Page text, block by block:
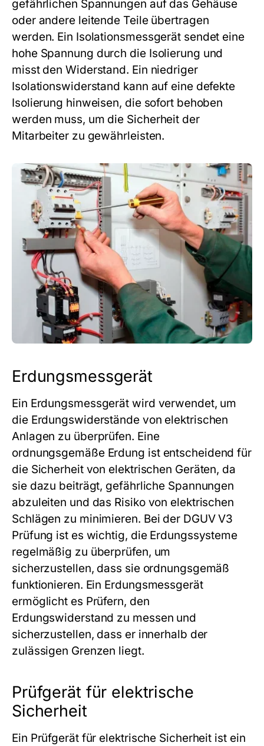
gefährlichen Spannungen auf das Gehäuse
oder andere leitende Teile übertragen
werden. Ein Isolationsmessgerät sendet eine
hohe Spannung durch die Isolierung und
misst den Widerstand. Ein niedriger
Isolationswiderstand kann auf eine defekte
Isolierung hinweisen, die sofort behoben
werden muss, um die Sicherheit der
Mitarbeiter zu gewährleisten.
Erdungsmessgerät
Ein Erdungsmessgerät wird verwendet, um
die Erdungswiderstände von elektrischen
Anlagen zu überprüfen. Eine
ordnungsgemäße Erdung ist entscheidend für
die Sicherheit von elektrischen Geräten, da
sie dazu beiträgt, gefährliche Spannungen
abzuleiten und das Risiko von elektrischen
Schlägen zu minimieren. Bei der DGUV V3
Prüfung ist es wichtig, die Erdungssysteme
regelmäßig zu überprüfen, um
sicherzustellen, dass sie ordnungsgemäß
funktionieren. Ein Erdungsmessgerät
ermöglicht es Prüfern, den
Erdungswiderstand zu messen und
sicherzustellen, dass er innerhalb der
zulässigen Grenzen liegt.
Prüfgerät für elektrische
Sicherheit
Ein Prüfgerät für elektrische Sicherheit ist ein